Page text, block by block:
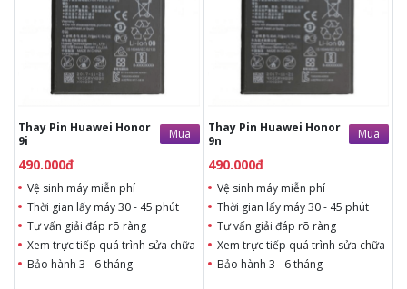
Thay Pin Huawei Honor
9i
Mua
490.000đ
Vệ sinh máy miễn phí
Thời gian lấy máy 30 - 45 phút
Tư vấn giải đáp rõ ràng
Xem trực tiếp quá trình sửa chữa
Bảo hành 3 - 6 tháng
phút
Tư vấn giải đáp rõ ràng
Xem trực tiếp quá trình
thay/ép mặt kính
Tùy ý lựa chọn mặt
kính thay
Bảo hành 12 tháng
Thay Pin Huawei Honor
9n
Mua
490.000đ
Vệ sinh máy miễn phí
Thời gian lấy máy 30 - 45 phút
Tư vấn giải đáp rõ ràng
Xem trực tiếp quá trình sửa chữa
Bảo hành 3 - 6 tháng
phút
Tư vấn giải đáp rõ ràng
Xem trực tiếp quá trình
thay/ép mặt kính
Tùy ý lựa chọn mặt
kính thay
Bảo hành 12 tháng